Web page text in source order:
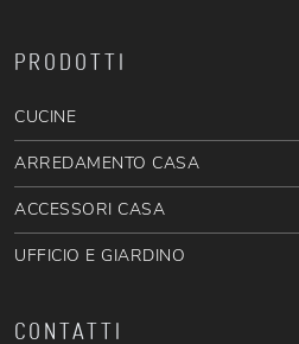
PRODOTTI
CUCINE
ARREDAMENTO CASA
ACCESSORI CASA
UFFICIO E GIARDINO
CONTATTI